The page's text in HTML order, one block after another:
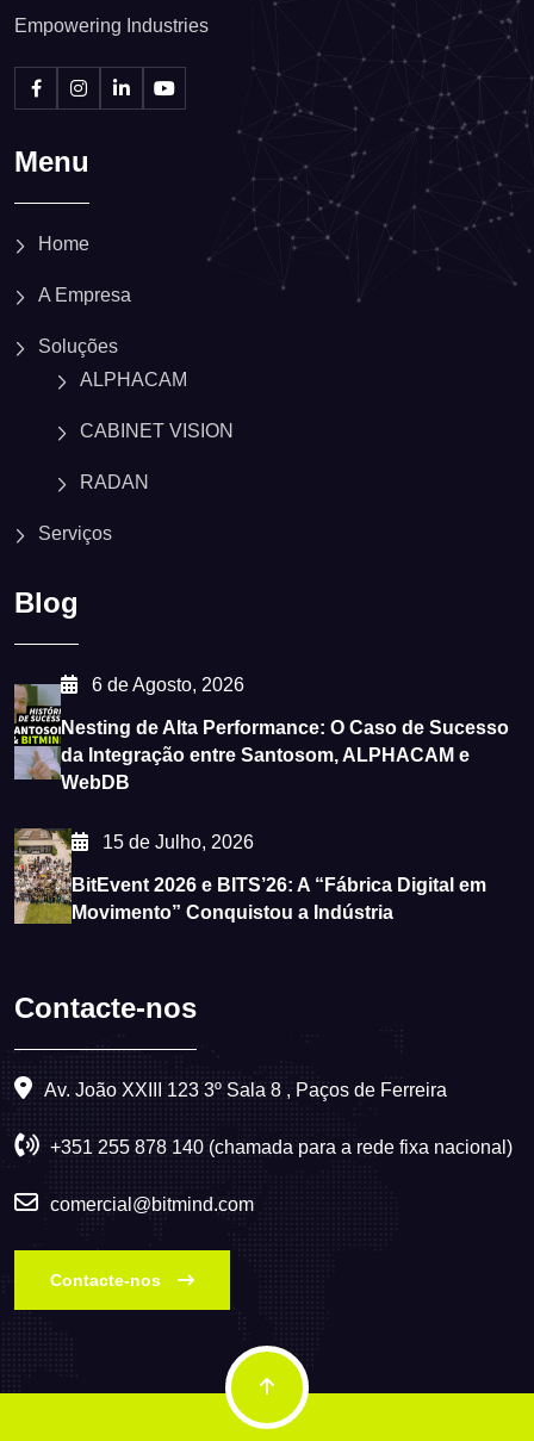
Empowering Industries
Menu
Home
A Empresa
Soluções
ALPHACAM
CABINET VISION
RADAN
Serviços
Blog
6 de Agosto, 2026
Nesting de Alta Performance: O Caso de Sucesso
da Integração entre Santosom, ALPHACAM e
WebDB
15 de Julho, 2026
BitEvent 2026 e BITS’26: A “Fábrica Digital em
Movimento” Conquistou a Indústria
Contacte-nos
Av. João XXIII 123 3º Sala 8 , Paços de Ferreira
+351 255 878 140 (chamada para a rede fixa nacional)
comercial@bitmind.com
Contacte-nos